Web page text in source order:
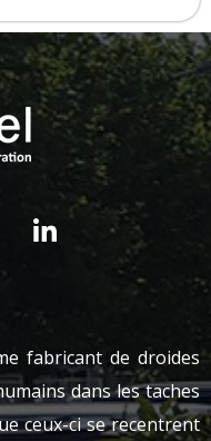
fabricant de droides
dans les taches
ceux-ci se recentrent